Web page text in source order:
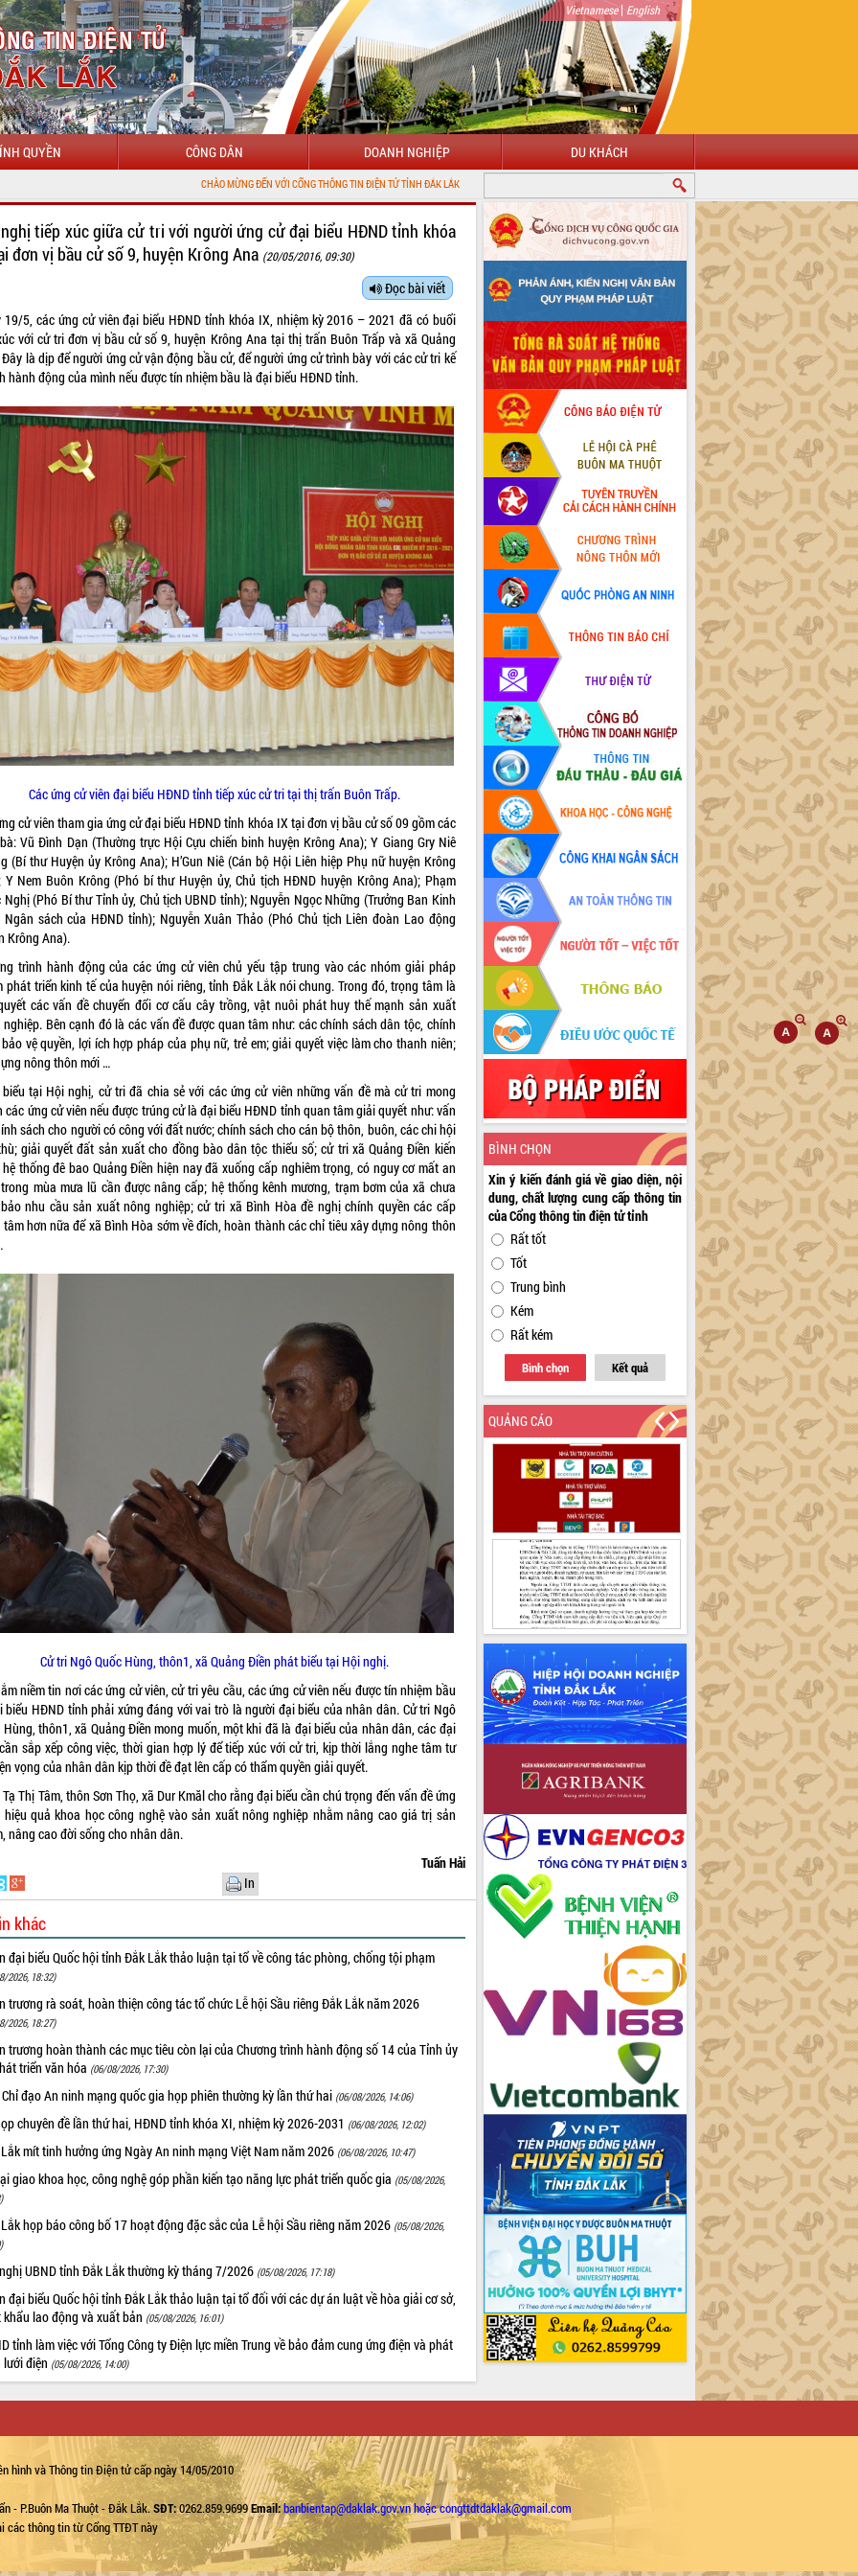
Vietnamese| English
QUYỀN CÔNG DÂN DOANH NGHIỆP DU KHÁCH
CHÀO MỪNG ĐẾN VỚI CỔNG THÔNG TIN ĐIỆN TỬ TỈNH ĐẮK LẮK
tiếp xúc giữa cử tri với người ứng cử đại biểu HĐND tỉnh khóa
đơn vị bầu cử số 9, huyện Krông Ana (20/05/2016, 09:30)
Đọc bài viết
19/5, các ứng cử viên đại biểu HĐND tỉnh khóa IX, nhiệm kỳ 2016 – 2021 đã có buổi
với cử tri đơn vị bầu cử số 9, huyện Krông Ana tại thị trấn Buôn Trấp và xã Quảng
là dịp để người ứng cử vận động bầu cử, để người ứng cử trình bày với các cử tri kế
hành động của mình nếu được tín nhiệm bầu là đại biểu HĐND tỉnh.
Các ứng cử viên đại biểu HĐND tỉnh tiếp xúc cử tri tại thị trấn Buôn Trấp.
cử viên tham gia ứng cử đại biểu HĐND tỉnh khóa IX tại đơn vị bầu cử số 09 gồm các
Vũ Đình Dạn (Thường trực Hội Cựu chiến binh huyện Krông Ana); Y Giang Gry Niê
(Bí thư Huyện ủy Krông Ana); H’Gun Niê (Cán bộ Hội Liên hiệp Phụ nữ huyện Krông
Y Nem Buôn Krông (Phó bí thư Huyện ủy, Chủ tịch HĐND huyện Krông Ana); Phạm
Nghị (Phó Bí thư Tỉnh ủy, Chủ tịch UBND tỉnh); Nguyễn Ngọc Những (Trưởng Ban Kinh
Ngân sách của HĐND tỉnh); Nguyễn Xuân Thảo (Phó Chủ tịch Liên đoàn Lao động
Krông Ana).
trình hành động của các ứng cử viên chủ yếu tập trung vào các nhóm giải pháp
phát triển kinh tế của huyện nói riêng, tỉnh Đắk Lắk nói chung. Trong đó, trọng tâm là
các vấn đề chuyển đổi cơ cấu cây trồng, vật nuôi phát huy thế mạnh sản xuất
Bên cạnh đó là các vấn đề được quan tâm như: các chính sách dân tộc, chính
vệ quyền, lợi ích hợp pháp của phụ nữ, trẻ em; giải quyết việc làm cho thanh niên;
nông thôn mới …
tại Hội nghị, cử tri đã chia sẻ với các ứng cử viên những vấn đề mà cử tri mong
các ứng cử viên nếu được trúng cử là đại biểu HĐND tỉnh quan tâm giải quyết như: vấn
sách cho người có công với đất nước; chính sách cho cán bộ thôn, buôn, các chi hội
giải quyết đất sản xuất cho đồng bào dân tộc thiểu số; cử tri xã Quảng Điền kiến
thống đê bao Quảng Điền hiện nay đã xuống cấp nghiêm trọng, có nguy cơ mất an
mùa mưa lũ cần được nâng cấp; hệ thống kênh mương, trạm bơm của xã chưa
nhu cầu sản xuất nông nghiệp; cử tri xã Bình Hòa đề nghị chính quyền các cấp
hơn nữa để xã Bình Hòa sớm về đích, hoàn thành các chỉ tiêu xây dựng nông thôn
Cử tri Ngô Quốc Hùng, thôn1, xã Quảng Điền phát biểu tại Hội nghị.
niềm tin nơi các ứng cử viên, cử tri yêu cầu, các ứng cử viên nếu được tín nhiệm bầu
biểu HĐND tỉnh phải xứng đáng với vai trò là người đại biểu của nhân dân. Cử tri Ngô
Hùng, thôn1, xã Quảng Điền mong muốn, một khi đã là đại biểu của nhân dân, các đại
sắp xếp công việc, thời gian hợp lý để tiếp xúc với cử tri, kịp thời lắng nghe tâm tư
vọng của nhân dân kịp thời đề đạt lên cấp có thẩm quyền giải quyết.
Tạ Thị Tâm, thôn Sơn Thọ, xã Dur Kmăl cho rằng đại biểu cần chú trọng đến vấn đề ứng
hiệu quả khoa học công nghệ vào sản xuất nông nghiệp nhằm nâng cao giá trị sản
nâng cao đời sống cho nhân dân.
Tuấn Hải
In
khác
đại biểu Quốc hội tỉnh Đắk Lắk thảo luận tại tổ về công tác phòng, chống tội phạm
2026, 18:32)
trương rà soát, hoàn thiện công tác tổ chức Lễ hội Sầu riêng Đắk Lắk năm 2026
2026, 18:27)
trương hoàn thành các mục tiêu còn lại của Chương trình hành động số 14 của Tỉnh ủy
triển văn hóa (06/08/2026, 17:30)
đạo An ninh mạng quốc gia họp phiên thường kỳ lần thứ hai (06/08/2026, 14:06)
chuyên đề lần thứ hai, HĐND tỉnh khóa XI, nhiệm kỳ 2026-2031 (06/08/2026, 12:02)
mít tinh hưởng ứng Ngày An ninh mạng Việt Nam năm 2026 (06/08/2026, 10:47)
giao khoa học, công nghệ góp phần kiến tạo năng lực phát triển quốc gia (05/08/2026,
họp báo công bố 17 hoạt động đặc sắc của Lễ hội Sầu riêng năm 2026 (05/08/2026,
UBND tỉnh Đắk Lắk thường kỳ tháng 7/2026 (05/08/2026, 17:18)
đại biểu Quốc hội tỉnh Đắk Lắk thảo luận tại tổ đối với các dự án luật về hòa giải cơ sở,
khẩu lao động và xuất bản (05/08/2026, 16:01)
tỉnh làm việc với Tổng Công ty Điện lực miền Trung về bảo đảm cung ứng điện và phát
lưới điện (05/08/2026, 14:00)
BÌNH CHỌN
Xin ý kiến đánh giá về giao diện, nội
dung, chất lượng cung cấp thông tin
của Cổng thông tin điện tử tỉnh
Rất tốt
Tốt
Trung bình
Kém
Rất kém
Bình chọn Kết quả
QUẢNG CÁO
hình và Thông tin Điện tử cấp ngày 14/05/2010
- P.Buôn Ma Thuột - Đắk Lắk.SĐT:0262.859.9699Email:banbientap@daklak.gov.vn hoặc congttdtdaklak@gmail.com
các thông tin từ Cổng TTĐT này